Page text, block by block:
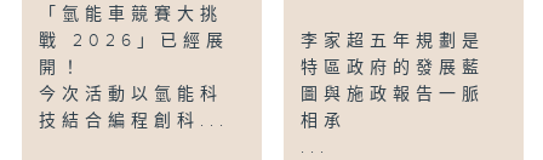
「氫能車競賽大挑
戰 2026」已經展
開！
今次活動以氫能科
技結合編程創科...
李家超五年規劃是
特區政府的發展藍
圖與施政報告一脈
相承
...